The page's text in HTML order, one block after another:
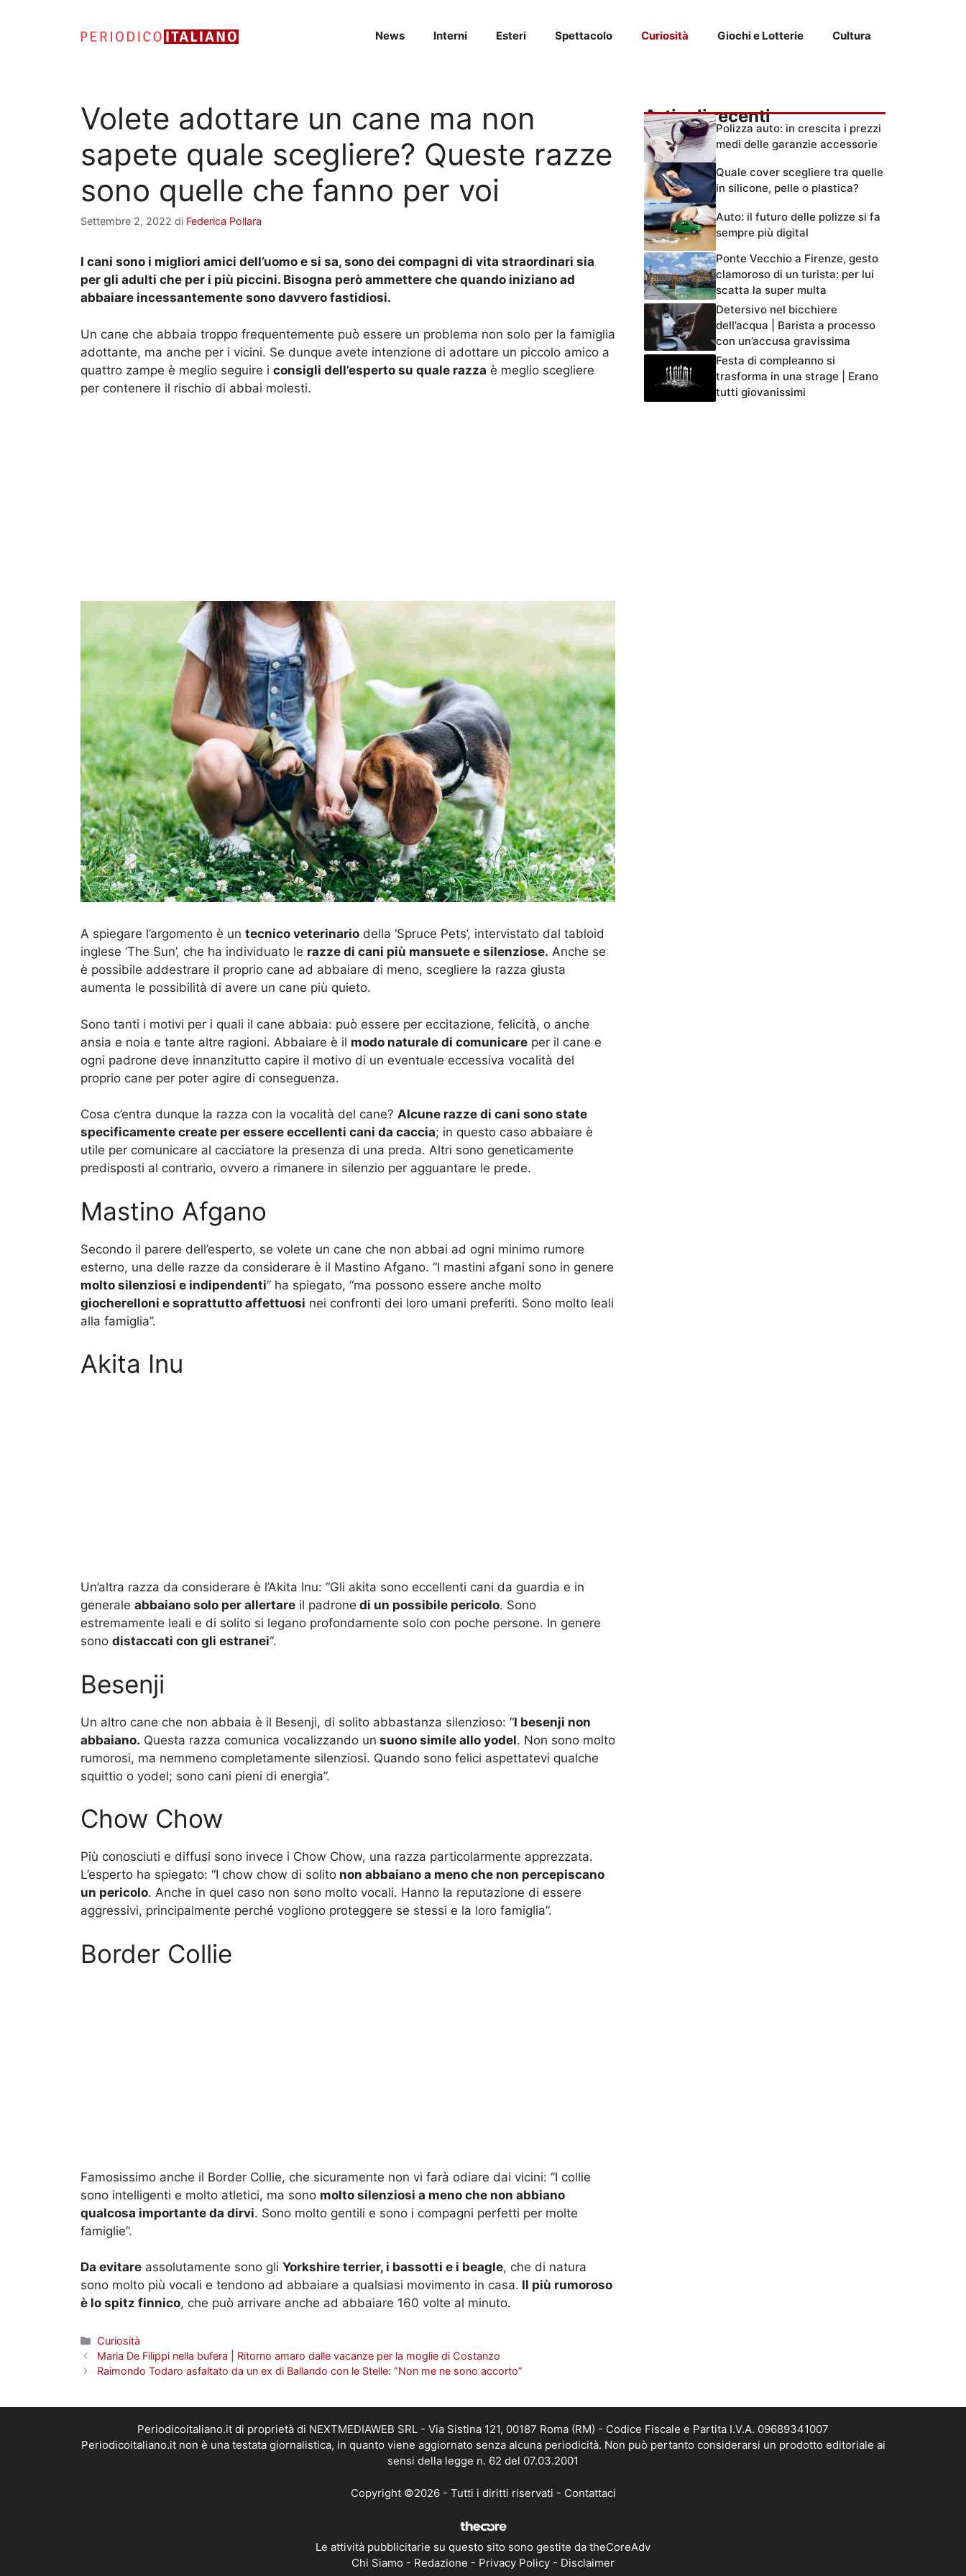
News Interni Esteri Spettacolo Curiosità Giochi e Lotterie Cultura
Volete adottare un cane ma non
sapete quale scegliere? Queste razze
sono quelle che fanno per voi
Settembre 2, 2022 di Federica Pollara
I cani sono i migliori amici dell’uomo e si sa, sono dei compagni di vita straordinari sia
per gli adulti che per i più piccini. Bisogna però ammettere che quando iniziano ad
abbaiare incessantemente sono davvero fastidiosi.
Un cane che abbaia troppo frequentemente può essere un problema non solo per la famiglia
adottante, ma anche per i vicini. Se dunque avete intenzione di adottare un piccolo amico a
quattro zampe è meglio seguire i consigli dell’esperto su quale razza è meglio scegliere
per contenere il rischio di abbai molesti.
A spiegare l’argomento è un tecnico veterinario della ‘Spruce Pets’, intervistato dal tabloid
inglese ‘The Sun’, che ha individuato le razze di cani più mansuete e silenziose. Anche se
è possibile addestrare il proprio cane ad abbaiare di meno, scegliere la razza giusta
aumenta le possibilità di avere un cane più quieto.
Sono tanti i motivi per i quali il cane abbaia: può essere per eccitazione, felicità, o anche
ansia e noia e tante altre ragioni. Abbaiare è il modo naturale di comunicare per il cane e
ogni padrone deve innanzitutto capire il motivo di un eventuale eccessiva vocalità del
proprio cane per poter agire di conseguenza.
Cosa c’entra dunque la razza con la vocalità del cane? Alcune razze di cani sono state
specificamente create per essere eccellenti cani da caccia; in questo caso abbaiare è
utile per comunicare al cacciatore la presenza di una preda. Altri sono geneticamente
predisposti al contrario, ovvero a rimanere in silenzio per agguantare le prede.
Mastino Afgano
Secondo il parere dell’esperto, se volete un cane che non abbai ad ogni minimo rumore
esterno, una delle razze da considerare è il Mastino Afgano. “I mastini afgani sono in genere
molto silenziosi e indipendenti” ha spiegato, “ma possono essere anche molto
giocherelloni e soprattutto affettuosi nei confronti dei loro umani preferiti. Sono molto leali
alla famiglia”.
Akita Inu
Un’altra razza da considerare è l’Akita Inu: “Gli akita sono eccellenti cani da guardia e in
generale abbaiano solo per allertare il padrone di un possibile pericolo. Sono
estremamente leali e di solito si legano profondamente solo con poche persone. In genere
sono distaccati con gli estranei“.
Besenji
Un altro cane che non abbaia è il Besenji, di solito abbastanza silenzioso: “I besenji non
abbaiano. Questa razza comunica vocalizzando un suono simile allo yodel. Non sono molto
rumorosi, ma nemmeno completamente silenziosi. Quando sono felici aspettatevi qualche
squittio o yodel; sono cani pieni di energia”.
Chow Chow
Più conosciuti e diffusi sono invece i Chow Chow, una razza particolarmente apprezzata.
L’esperto ha spiegato: “I chow chow di solito non abbaiano a meno che non percepiscano
un pericolo. Anche in quel caso non sono molto vocali. Hanno la reputazione di essere
aggressivi, principalmente perché vogliono proteggere se stessi e la loro famiglia”.
Border Collie
Famosissimo anche il Border Collie, che sicuramente non vi farà odiare dai vicini: “I collie
sono intelligenti e molto atletici, ma sono molto silenziosi a meno che non abbiano
qualcosa importante da dirvi. Sono molto gentili e sono i compagni perfetti per molte
famiglie”.
Da evitare assolutamente sono gli Yorkshire terrier, i bassotti e i beagle, che di natura
sono molto più vocali e tendono ad abbaiare a qualsiasi movimento in casa. Il più rumoroso
è lo spitz finnico, che può arrivare anche ad abbaiare 160 volte al minuto.
Categorie
Curiosità
Maria De Filippi nella bufera | Ritorno amaro dalle vacanze per la moglie di Costanzo
Raimondo Todaro asfaltato da un ex di Ballando con le Stelle: “Non me ne sono accorto”
Articoli recenti
Polizza auto: in crescita i prezzi
medi delle garanzie accessorie
Quale cover scegliere tra quelle
in silicone, pelle o plastica?
Auto: il futuro delle polizze si fa
sempre più digital
Ponte Vecchio a Firenze, gesto
clamoroso di un turista: per lui
scatta la super multa
Detersivo nel bicchiere
dell’acqua | Barista a processo
con un’accusa gravissima
Festa di compleanno si
trasforma in una strage | Erano
tutti giovanissimi
Periodicoitaliano.it di proprietà di NEXTMEDIAWEB SRL - Via Sistina 121, 00187 Roma (RM) - Codice Fiscale e Partita I.V.A. 09689341007
Periodicoitaliano.it non è una testata giornalistica, in quanto viene aggiornato senza alcuna periodicità. Non può pertanto considerarsi un prodotto editoriale ai
sensi della legge n. 62 del 07.03.2001
Copyright ©2026 - Tutti i diritti riservati - Contattaci
Le attività pubblicitarie su questo sito sono gestite da theCoreAdv
Chi Siamo - Redazione - Privacy Policy - Disclaimer